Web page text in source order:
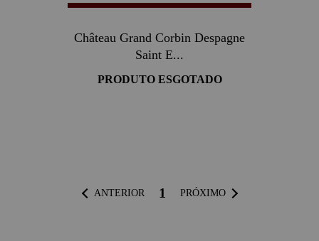
Château Grand Corbin Despagne
Saint E...
PRODUTO ESGOTADO
ANTERIOR 1 PRÓXIMO